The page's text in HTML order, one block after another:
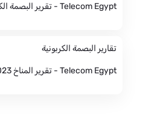
Telecom Egypt - تقرير البصمة الكربونية 2021-2022
تقارير البصمة الكربونية
Telecom Egypt - تقرير المناخ 2023-2024